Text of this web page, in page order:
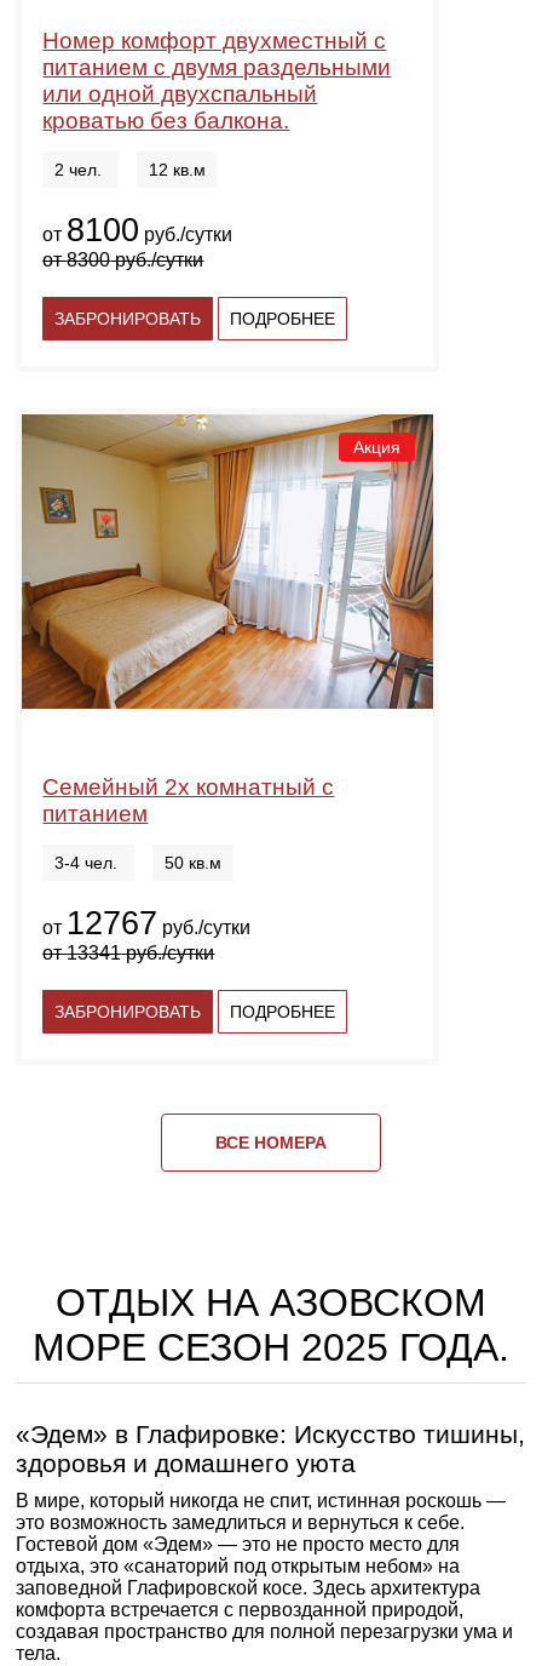
Номер комфорт двухместный с
питанием с двумя раздельными
или одной двухспальный
кроватью без балкона.
2 чел. 12 кв.м
от 8100 руб./сутки
от8300руб./сутки
ЗАБРОНИРОВАТЬ ПОДРОБНЕЕ
Акция
Семейный 2х комнатный с
питанием
3-4 чел. 50 кв.м
от 12767 руб./сутки
от13341руб./сутки
ЗАБРОНИРОВАТЬ ПОДРОБНЕЕ
ВСЕ НОМЕРА
ОТДЫХ НА АЗОВСКОМ
МОРЕ СЕЗОН 2025 ГОДА.
«Эдем» в Глафировке: Искусство тишины,
здоровья и домашнего уюта
В мире, который никогда не спит, истинная роскошь —
это возможность замедлиться и вернуться к себе.
Гостевой дом «Эдем» — это не просто место для
отдыха, это «санаторий под открытым небом» на
заповедной Глафировской косе. Здесь архитектура
комфорта встречается с первозданной природой,
создавая пространство для полной перезагрузки ума и
тела.